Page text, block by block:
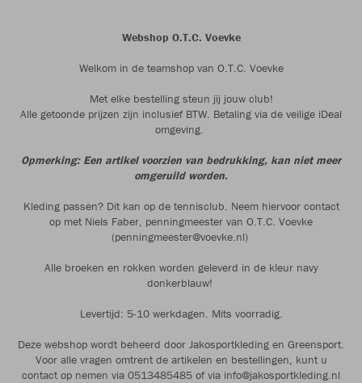
Webshop O.T.C. Voevke
Welkom in de teamshop van O.T.C. Voevke
Met elke bestelling steun jij jouw club!
Alle getoonde prijzen zijn inclusief BTW. Betaling via de veilige iDeal
omgeving.
Opmerking: Een artikel voorzien van bedrukking, kan niet meer
omgeruild worden.
Kleding passen? Dit kan op de tennisclub. Neem hiervoor contact
op met Niels Faber, penningmeester van O.T.C. Voevke
(penningmeester@voevke.nl)
Alle broeken en rokken worden geleverd in de kleur navy
donkerblauw!
Levertijd: 5-10 werkdagen. Mits voorradig.
Deze webshop wordt beheerd door Jakosportkleding en Greensport.
Voor alle vragen omtrent de artikelen en bestellingen, kunt u
contact op nemen via 0513485485 of via info@jakosportkleding.nl